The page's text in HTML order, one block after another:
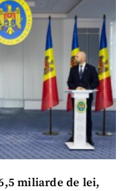
miliarde de lei,